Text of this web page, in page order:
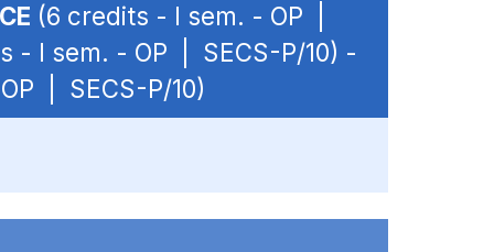
(6 credits - I sem. - OP |
- I sem. - OP | SECS-P/10) -
| SECS-P/10)